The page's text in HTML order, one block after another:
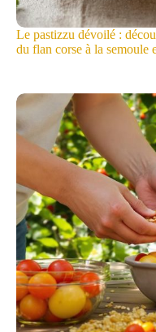
Le pastizzu dévoilé :
du flan corse à la semoule